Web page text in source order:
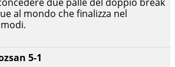
5-1
al mondo che finalizza nel